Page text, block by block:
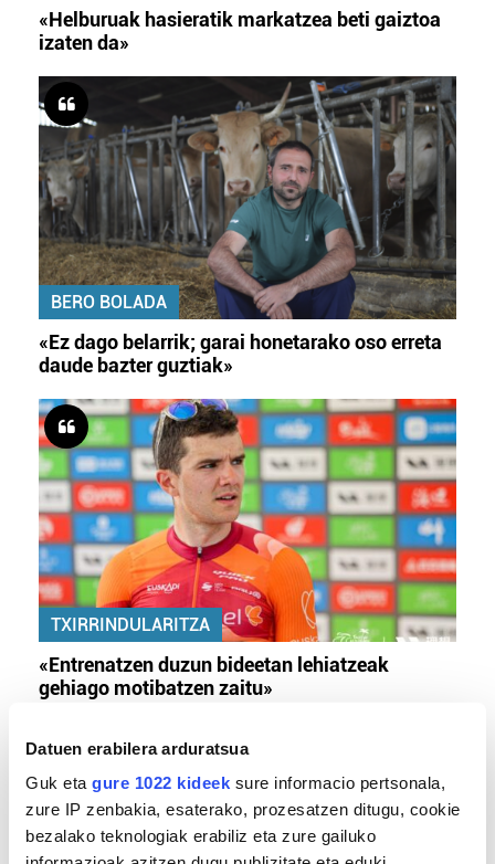
Datuen erabilera arduratsua
Guk eta gure 1022 kideek sure informacio pertsonala,
zure IP zenbakia, esaterako, prozesatzen ditugu, cookie
bezalako teknologiak erabiliz eta zure gailuko
«Helburuak hasieratik markatzea beti gaiztoa
izaten da»
BERO BOLADA
«Ez dago belarrik; garai honetarako oso erreta
daude bazter guztiak»
TXIRRINDULARITZA
«Entrenatzen duzun bideetan lehiatzeak
gehiago motibatzen zaitu»